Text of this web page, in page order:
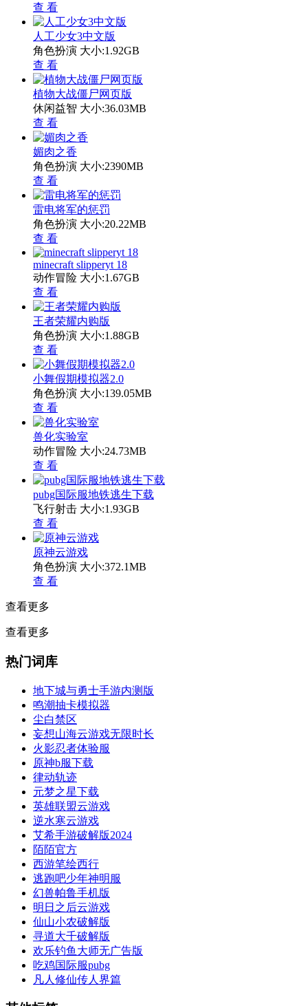
查 看
人工少女3中文版
角色扮演 大小:1.92GB
查 看
植物大战僵尸网页版
休闲益智 大小:36.03MB
查 看
媚肉之香
角色扮演 大小:2390MB
查 看
雷电将军的惩罚
角色扮演 大小:20.22MB
查 看
minecraft slipperyt 18
动作冒险 大小:1.67GB
查 看
王者荣耀内购版
角色扮演 大小:1.88GB
查 看
小舞假期模拟器2.0
角色扮演 大小:139.05MB
查 看
兽化实验室
动作冒险 大小:24.73MB
查 看
pubg国际服地铁逃生下载
飞行射击 大小:1.93GB
查 看
原神云游戏
角色扮演 大小:372.1MB
查 看
查看更多
查看更多
热门词库
地下城与勇士手游内测版
鸣潮抽卡模拟器
尘白禁区
妄想山海云游戏无限时长
火影忍者体验服
原神b服下载
律动轨迹
元梦之星下载
英雄联盟云游戏
逆水寒云游戏
艾希手游破解版2024
陌陌官方
西游笔绘西行
逃跑吧少年神明服
幻兽帕鲁手机版
明日之后云游戏
仙山小农破解版
寻道大千破解版
欢乐钓鱼大师无广告版
吃鸡国际服pubg
凡人修仙传人界篇